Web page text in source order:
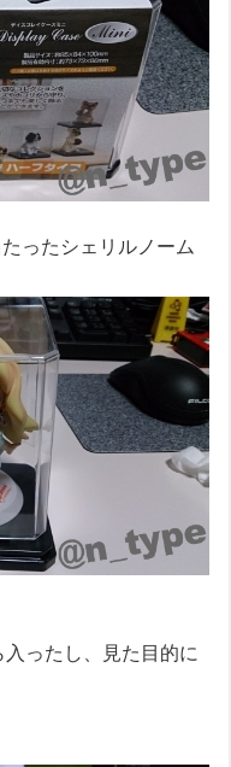
ったシェリルノーム
ったし、見た目的に